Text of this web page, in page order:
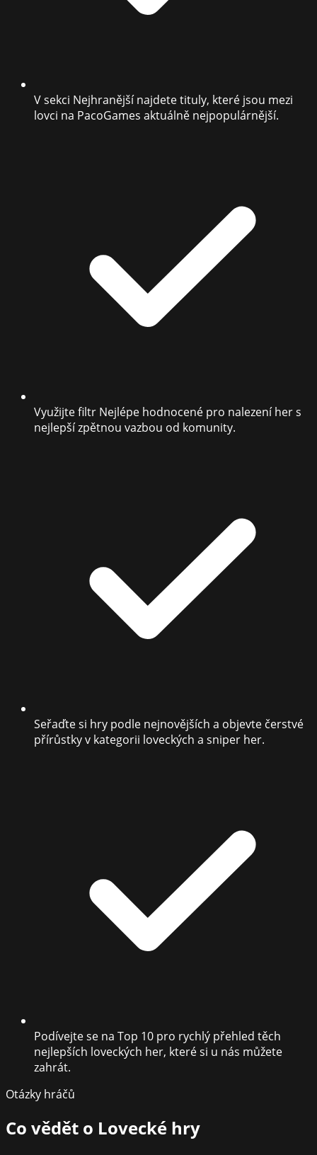
V sekci Nejhranější najdete tituly, které jsou mezi
lovci na PacoGames aktuálně nejpopulárnější.
Využijte filtr Nejlépe hodnocené pro nalezení her s
nejlepší zpětnou vazbou od komunity.
Seřaďte si hry podle nejnovějších a objevte čerstvé
přírůstky v kategorii loveckých a sniper her.
Podívejte se na Top 10 pro rychlý přehled těch
nejlepších loveckých her, které si u nás můžete
zahrát.
Otázky hráčů
Co vědět o Lovecké hry